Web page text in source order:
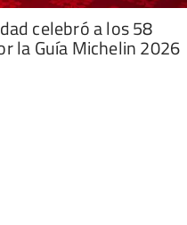
celebró a los 58
la Guía Michelin 2026